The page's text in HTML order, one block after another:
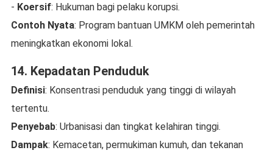
- Koersif: Hukuman bagi pelaku korupsi.
Contoh Nyata: Program bantuan UMKM oleh pemerintah
meningkatkan ekonomi lokal.
14. Kepadatan Penduduk
Definisi: Konsentrasi penduduk yang tinggi di wilayah
tertentu.
Penyebab: Urbanisasi dan tingkat kelahiran tinggi.
Dampak: Kemacetan, permukiman kumuh, dan tekanan